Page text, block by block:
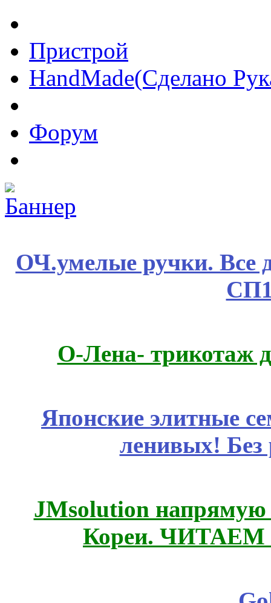
Пристрой
HandMade(Сделано
Форум
ОЧ.умелые ручки. Все
О-Лена- трикотаж
Японские элитные
ленивых!
JMsolution
Кореи.